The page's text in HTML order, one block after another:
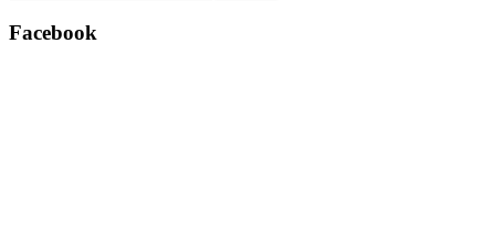
Facebook